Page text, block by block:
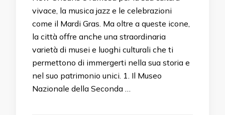
vivace, la musica jazz e le celebrazioni
come il Mardi Gras. Ma oltre a queste icone,
la città offre anche una straordinaria
varietà di musei e luoghi culturali che ti
permettono di immergerti nella sua storia e
nel suo patrimonio unici. 1. Il Museo
Nazionale della Seconda …